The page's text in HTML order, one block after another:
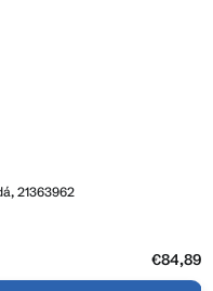
21363962
€84,89